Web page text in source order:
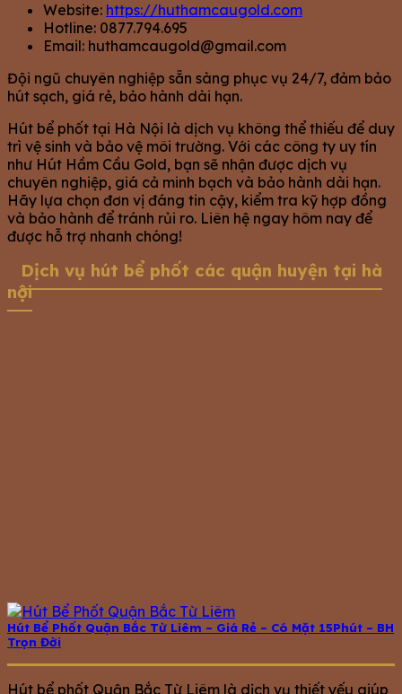
Website: https://huthamcaugold.com
Hotline: 0877.794.695
Email: huthamcaugold@gmail.com
Đội ngũ chuyên nghiệp sẵn sàng phục vụ 24/7, đảm bảo
hút sạch, giá rẻ, bảo hành dài hạn.
Hút bể phốt tại Hà Nội là dịch vụ không thể thiếu để duy
trì vệ sinh và bảo vệ môi trường. Với các công ty uy tín
như Hút Hầm Cầu Gold, bạn sẽ nhận được dịch vụ
chuyên nghiệp, giá cả minh bạch và bảo hành dài hạn.
Hãy lựa chọn đơn vị đáng tin cậy, kiểm tra kỹ hợp đồng
và bảo hành để tránh rủi ro. Liên hệ ngay hôm nay để
được hỗ trợ nhanh chóng!
Dịch vụ hút bể phốt các quận huyện tại hà
nội
Hút Bể Phốt Quận Bắc Từ Liêm – Giá Rẻ – Có Mặt 15Phút – BH
Trọn Đời
Hút bể phốt Quận Bắc Từ Liêm là dịch vụ thiết yếu giúp